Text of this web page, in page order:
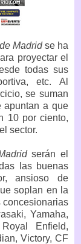
Madridse ha
proyectar el
todas sus
etc. Al
se suman
apuntan a que
10 por ciento,
sector.
serán el
las buenas
ansioso de
soplan en la
concesionarias
Yamaha,
Enfield,
Victory, CF